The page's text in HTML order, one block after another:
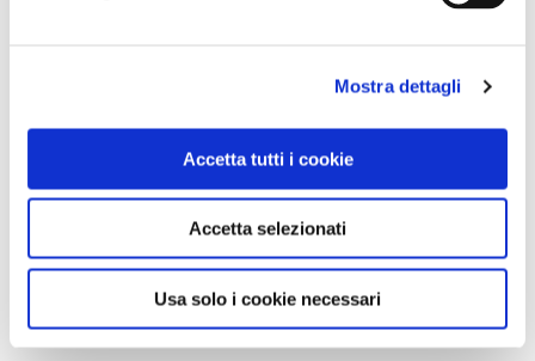
Mostra dettagli
Accetta tutti i cookie
Accetta selezionati
Usa solo i cookie necessari